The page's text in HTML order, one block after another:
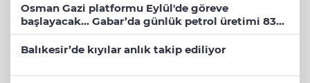
Osman Gazi platformu Eylül'de göreve
başlayacak... Gabar’da günlük petrol üretimi 83
bin 200 varile ulaştı
Balıkesir’de kıyılar anlık takip ediliyor